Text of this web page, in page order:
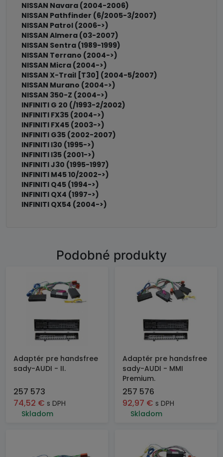
NISSAN Navara (2004-2006)
NISSAN Pathfinder (6/2005-3/2007)
NISSAN Patrol (2006->)
NISSAN Almera (03-2007)
NISSAN Sentra (1989-1999)
NISSAN Terrano (2004->)
NISSAN Micra (2004->)
NISSAN X-Trail [T30] (2004-5/2007)
NISSAN Murano (2004->)
NISSAN 350-Z (2004->)
INFINITI G 20 (/1993-2/2002)
INFINITI FX35 (2004->)
INFINITI FX45 (2003->)
INFINITI G35 (2002-2007)
INFINITI I30 (1995->)
INFINITI I35 (2001->)
INFINITI J30 (1995-1997)
INFINITI M45 10/2002->)
INFINITI Q45 (1994->)
INFINITI QX4 (1997->)
INFINITI QX54 (2004->)
Podobné produkty
Adaptér pre handsfree
sady-AUDI - II.
257 573
74,52 € s DPH
Skladom
Adaptér pre handsfree
sady-AUDI - MMI
Premium.
257 576
92,97 € s DPH
Skladom